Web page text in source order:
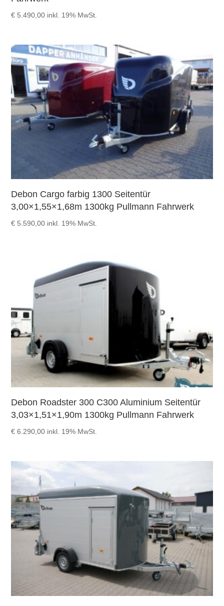
€ 5.490,00 inkl. 19% MwSt.
Debon Cargo farbig 1300 Seitentür
3,00×1,55×1,68m 1300kg Pullmann Fahrwerk
€ 5.590,00 inkl. 19% MwSt.
Debon Roadster 300 C300 Aluminium Seitentür
3,03×1,51×1,90m 1300kg Pullmann Fahrwerk
€ 6.290,00 inkl. 19% MwSt.